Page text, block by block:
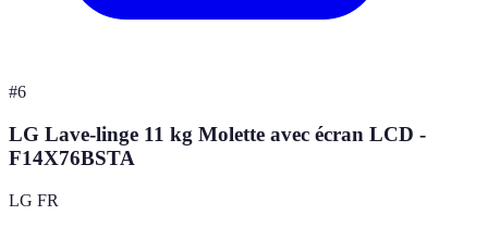
#6
LG Lave-linge 11 kg Molette avec écran LCD -
F14X76BSTA
LG FR